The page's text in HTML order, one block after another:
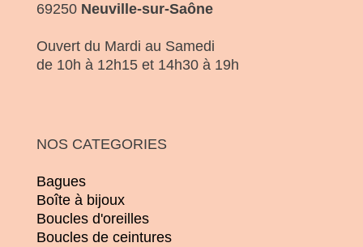
69250 Neuville-sur-Saône
Ouvert du Mardi au Samedi
de 10h à 12h15 et 14h30 à 19h
NOS CATEGORIES
Bagues
Boîte à bijoux
Boucles d'oreilles
Boucles de ceintures